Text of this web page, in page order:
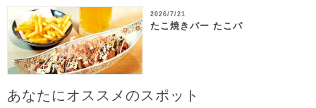
2026/7/21
たこ焼きバー たこパ
あなたにオススメのスポット